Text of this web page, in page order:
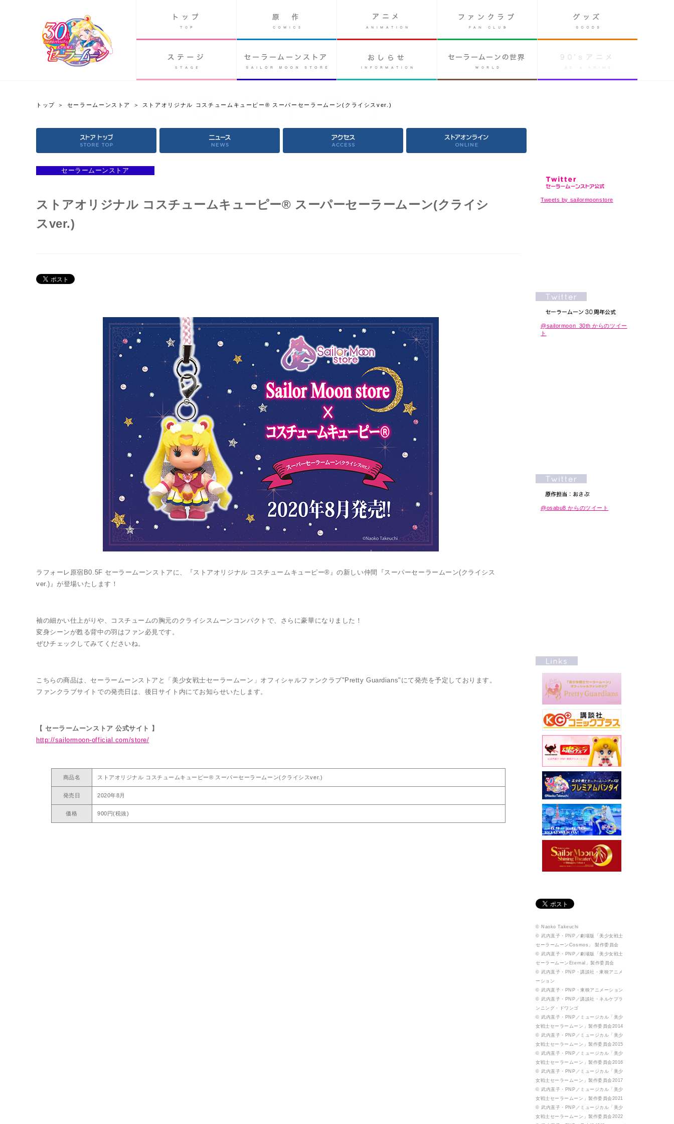
90's アニメPAST ANIME
トップ セーラームーンストア ストアオリジナル コスチュームキューピー® スーパーセーラームーン(クライシスver.)
セーラームーンストア
ストアオリジナル コスチュームキューピー® スーパーセーラームーン(クライシ
スver.)
ラフォーレ原宿B0.5F セーラームーンストアに、『ストアオリジナル コスチュームキューピー®』の新しい仲間『スーパーセーラームーン(クライシス
ver.)』が登場いたします！
袖の細かい仕上がりや、コスチュームの胸元のクライシスムーンコンパクトで、さらに豪華になりました！
変身シーンが甦る背中の羽はファン必見です。
ぜひチェックしてみてくださいね。
こちらの商品は、セーラームーンストアと「美少女戦士セーラームーン」オフィシャルファンクラブ"Pretty Guardians"にて発売を予定しております。
ファンクラブサイトでの発売日は、後日サイト内にてお知らせいたします。
【 セーラームーンストア 公式サイト 】
http://sailormoon-official.com/store/
商品名 ストアオリジナル コスチュームキューピー® スーパーセーラームーン(クライシスver.)
発売日 2020年8月
価格 900円(税抜)
OFFICIAL STORE
Tweets by sailormoonstore
@sailormoon_30th からのツイー
ト
Twitter 原作担当：おさぶ@osabu8
@osabu8 からのツイート
© Naoko Takeuchi
© 武内直子・PNP／劇場版「美少女戦士
セーラームーンCosmos」 製作委員会
© 武内直子・PNP／劇場版「美少女戦士
セーラームーンEternal」製作委員会
© 武内直子・PNP・講談社・東映アニメ
ーション
© 武内直子・PNP・東映アニメーション
© 武内直子・PNP／講談社・ネルケプラ
ンニング・ドワンゴ
© 武内直子・PNP／ミュージカル「美少
女戦士セーラームーン」製作委員会2014
© 武内直子・PNP／ミュージカル「美少
女戦士セーラームーン」製作委員会2015
© 武内直子・PNP／ミュージカル「美少
女戦士セーラームーン」製作委員会2016
© 武内直子・PNP／ミュージカル「美少
女戦士セーラームーン」製作委員会2017
© 武内直子・PNP／ミュージカル「美少
女戦士セーラームーン」製作委員会2021
© 武内直子・PNP／ミュージカル「美少
女戦士セーラームーン」製作委員会2022